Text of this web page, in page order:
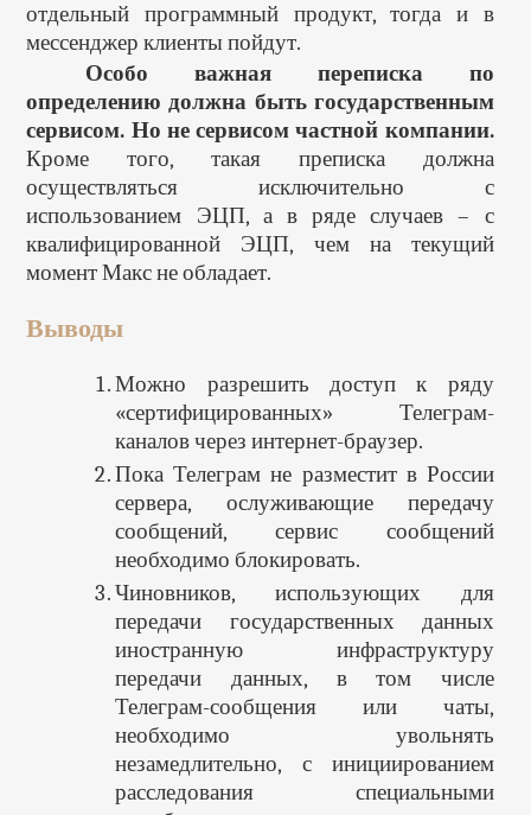
отдельный программный продукт, тогда и в
мессенджер клиенты пойдут.
Особо важная переписка по
определению должна быть государственным
сервисом. Но не сервисом частной компании.
Кроме того, такая преписка должна
осуществляться исключительно с
использованием ЭЦП, а в ряде случаев – с
квалифицированной ЭЦП, чем на текущий
момент Макс не обладает.
Выводы
Можно разрешить доступ к ряду
«сертифицированных» Телеграм-
каналов через интернет-браузер.
Пока Телеграм не разместит в России
сервера, ослуживающие передачу
сообщений, сервис сообщений
необходимо блокировать.
Чиновников, использующих для
передачи государственных данных
иностранную инфраструктуру
передачи данных, в том числе
Телеграм-сообщения или чаты,
необходимо увольнять
незамедлительно, с инициированием
расследования специальными